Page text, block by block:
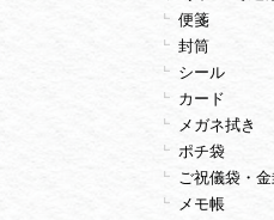
便箋
封筒
シール
カード
メガネ拭き
ポチ袋
ご祝儀袋・
メモ帳